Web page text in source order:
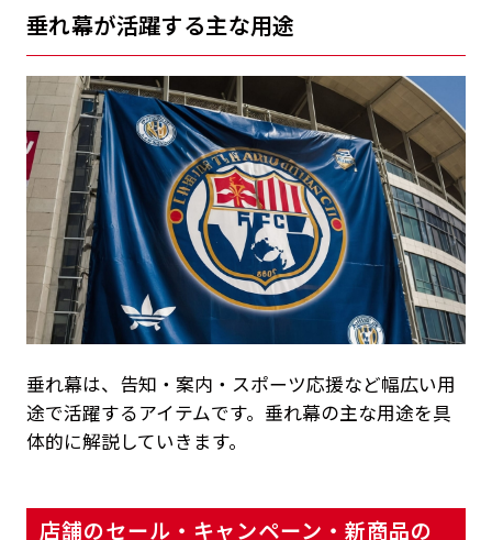
垂れ幕が活躍する主な用途
垂れ幕は、告知・案内・スポーツ応援など幅広い用
途で活躍するアイテムです。垂れ幕の主な用途を具
体的に解説していきます。
店舗のセール・キャンペーン・新商品の